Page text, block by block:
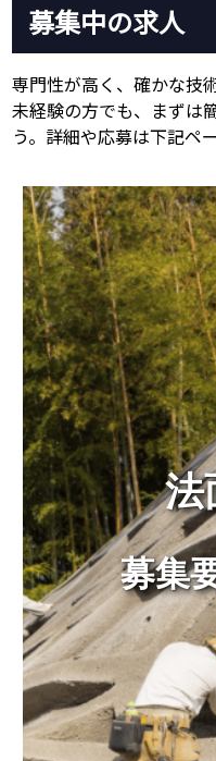
募集中の求人
専門性が高く、確かな技
未経験の方でも、まずは
う。詳細や応募は下記ペ
法
募集